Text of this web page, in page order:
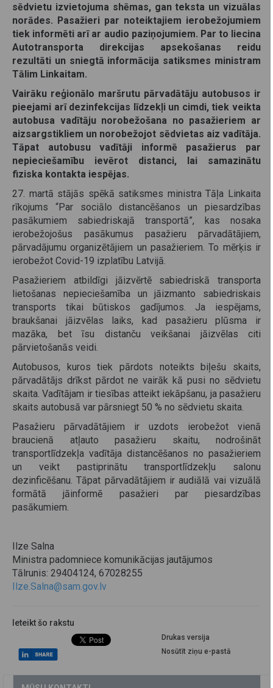
sēdvietu izvietojuma shēmas, gan teksta un vizuālas
norādes. Pasažieri par noteiktajiem ierobežojumiem
tiek informēti arī ar audio paziņojumiem. Par to liecina
Autotransporta direkcijas apsekošanas reidu
rezultāti un sniegtā informācija satiksmes ministram
Tālim Linkaitam.
Vairāku reģionālo maršrutu pārvadātāju autobusos ir
pieejami arī dezinfekcijas līdzekļi un cimdi, tiek veikta
autobusa vadītāju norobežošana no pasažieriem ar
aizsargstikliem un norobežojot sēdvietas aiz vadītāja.
Tāpat autobusu vadītāji informē pasažierus par
nepieciešamību ievērot distanci, lai samazinātu
fiziska kontakta iespējas.
27. martā stājās spēkā satiksmes ministra Tāļa Linkaita
rīkojums “Par sociālo distancēšanos un piesardzības
pasākumiem sabiedriskajā transportā”, kas nosaka
ierobežojošus pasākumus pasažieru pārvadātājiem,
pārvadājumu organizētājiem un pasažieriem. To mērķis ir
ierobežot Covid-19 izplatību Latvijā.
Pasažieriem atbildīgi jāizvērtē sabiedriskā transporta
lietošanas nepieciešamība un jāizmanto sabiedriskais
transports tikai būtiskos gadījumos. Ja iespējams,
braukšanai jāizvēlas laiks, kad pasažieru plūsma ir
mazāka, bet īsu distanču veikšanai jāizvēlas citi
pārvietošanās veidi.
Autobusos, kuros tiek pārdots noteikts biļešu skaits,
pārvadātājs drīkst pārdot ne vairāk kā pusi no sēdvietu
skaita. Vadītājam ir tiesības atteikt iekāpšanu, ja pasažieru
skaits autobusā var pārsniegt 50 % no sēdvietu skaita.
Pasažieru pārvadātājiem ir uzdots ierobežot vienā
braucienā atļauto pasažieru skaitu, nodrošināt
transportlīdzekļa vadītāja distancēšanos no pasažieriem
un veikt pastiprinātu transportlīdzekļu salonu
dezinficēšanu. Tāpat pārvadātājiem ir audiālā vai vizuālā
formātā jāinformē pasažieri par piesardzības
pasākumiem.
Ilze Salna
Ministra padomniece komunikācijas jautājumos
Tālrunis: 29404124, 67028255
Ilze.Salna@sam.gov.lv
Ieteikt šo rakstu
Drukas versija
Nosūtīt ziņu e-pastā